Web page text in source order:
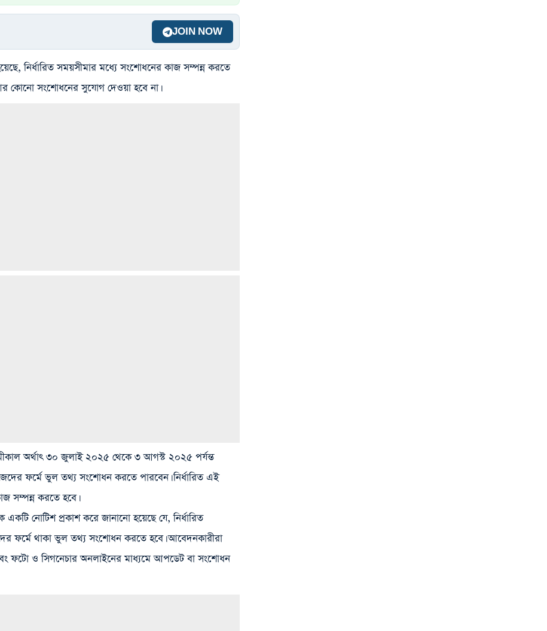
JOIN NOW
নির্ধারিত সময়সীমার মধ্যে সংশোধনের কাজ সম্পন্ন করতে
কোনো সংশোধনের সুযোগ দেওয়া হবে না।
অর্থাৎ ৩০ জুলাই ২০২৫ থেকে ৩ আগস্ট ২০২৫ পর্যন্ত
ফর্মে ভুল তথ্য সংশোধন করতে পারবেন। নির্ধারিত এই
সম্পন্ন করতে হবে।
নোটিশ প্রকাশ করে জানানো হয়েছে যে, নির্ধারিত
ফর্মে থাকা ভুল তথ্য সংশোধন করতে হবে। আবেদনকারীরা
ফটো ও সিগনেচার অনলাইনের মাধ্যমে আপডেট বা সংশোধন